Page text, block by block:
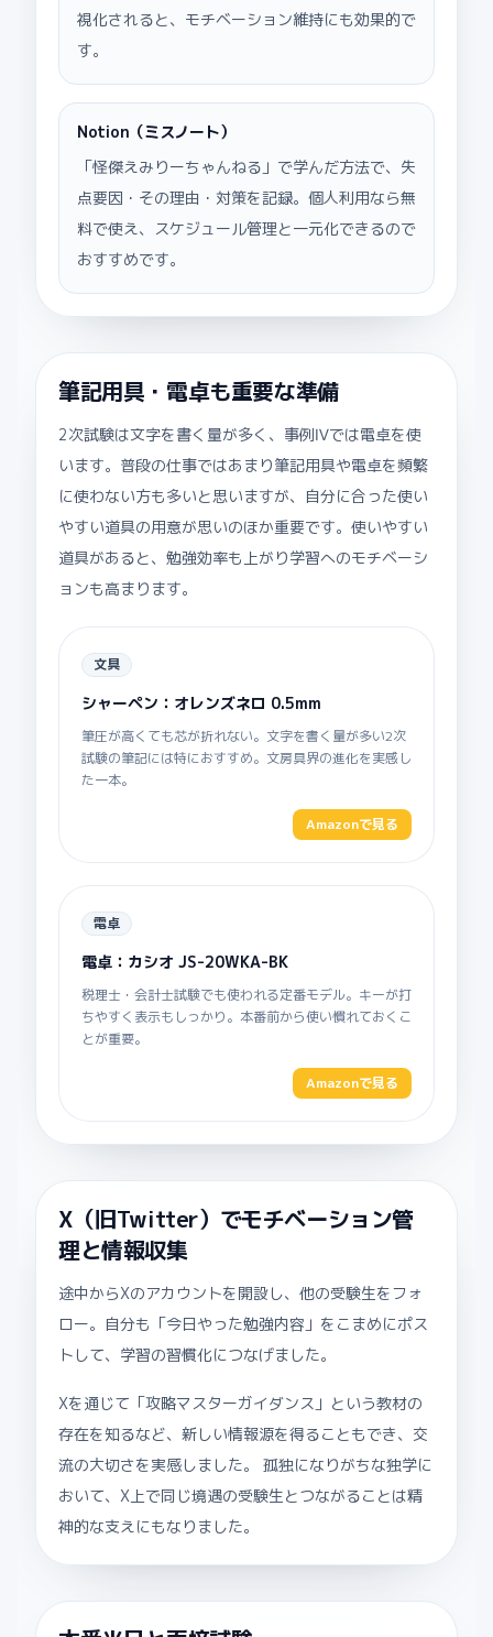
視化されると、モチベーション維持にも効果的で
す。
Notion（ミスノート）
「怪傑えみりーちゃんねる」で学んだ方法で、失
点要因・その理由・対策を記録。個人利用なら無
料で使え、スケジュール管理と一元化できるので
おすすめです。
筆記用具・電卓も重要な準備
2次試験は文字を書く量が多く、事例Ⅳでは電卓を使
います。普段の仕事ではあまり筆記用具や電卓を頻繁
に使わない方も多いと思いますが、自分に合った使い
やすい道具の用意が思いのほか重要です。使いやすい
道具があると、勉強効率も上がり学習へのモチベーシ
ョンも高まります。
文具
シャーペン：オレンズネロ 0.5mm
筆圧が高くても芯が折れない。文字を書く量が多い2次
試験の筆記には特におすすめ。文房具界の進化を実感し
た一本。
Amazonで見る
電卓
電卓：カシオ JS-20WKA-BK
税理士・会計士試験でも使われる定番モデル。キーが打
ちやすく表示もしっかり。本番前から使い慣れておくこ
とが重要。
Amazonで見る
X（旧Twitter）でモチベーション管
理と情報収集
途中からXのアカウントを開設し、他の受験生をフォ
ロー。自分も「今日やった勉強内容」をこまめにポス
トして、学習の習慣化につなげました。
Xを通じて「攻略マスターガイダンス」という教材の
存在を知るなど、新しい情報源を得ることもでき、交
流の大切さを実感しました。 孤独になりがちな独学に
おいて、X上で同じ境遇の受験生とつながることは精
神的な支えにもなりました。